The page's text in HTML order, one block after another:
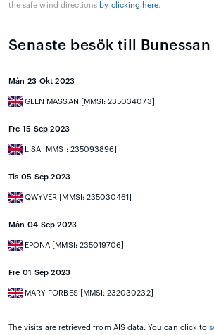
the safe wind directions by clicking here.
Senaste besök till Bunessan
Mån 23 Okt 2023
GLEN MASSAN [MMSI: 235034073]
Fre 15 Sep 2023
LISA [MMSI: 235093896]
Tis 05 Sep 2023
QWYVER [MMSI: 235030461]
Mån 04 Sep 2023
EPONA [MMSI: 235019706]
Fre 01 Sep 2023
MARY FORBES [MMSI: 232030232]
The visits are retrieved from AIS data. You can click to